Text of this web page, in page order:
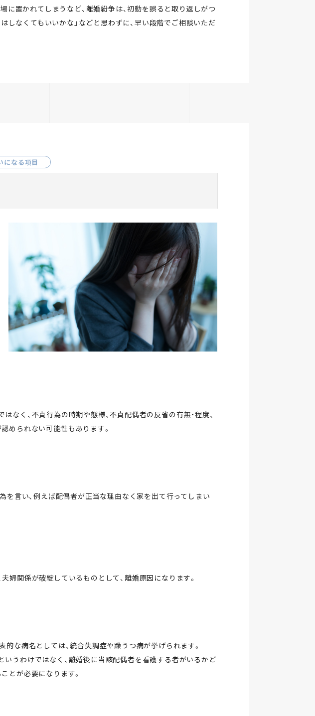
置かれてしまうなど、離婚紛争は、初動を誤ると取り返しがつ
しなくてもいいかな」などと思わずに、早い段階でご相談いただ
になる項目
く、不貞行為の時期や態様、不貞配偶者の反省の有無・程度、
められない可能性もあります。
を言い、例えば配偶者が正当な理由なく家を出て行ってしまい
婦関係が破綻しているものとして、離婚原因になります。
な病名としては、統合失調症や躁うつ病が挙げられます。
うわけではなく、離婚後に当該配偶者を看護する者がいるかど
とが必要になります。